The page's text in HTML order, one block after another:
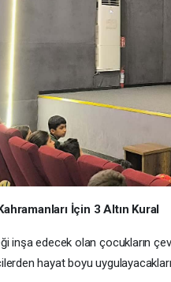
İçin 3 Altın Kural
inşa edecek olan çocukların
hayat boyu